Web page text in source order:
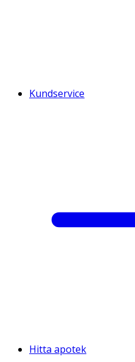
Kundservice
Hitta apotek